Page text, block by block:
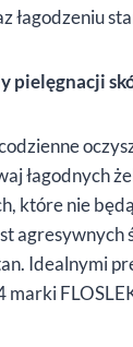
łagodzeniu
pielęgnacji
łagodnych
które nie
agresywnych
Idealnymi
marki